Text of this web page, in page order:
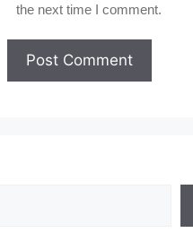
the next time I comment.